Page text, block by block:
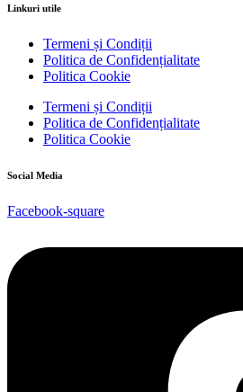
Linkuri utile
Termeni și Condiții
Politica de Confidențialitate
Politica Cookie
Termeni și Condiții
Politica de Confidențialitate
Politica Cookie
Social Media
Facebook-square